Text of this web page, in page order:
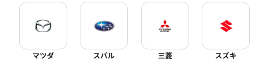
マツダ スバル 三菱 スズキ